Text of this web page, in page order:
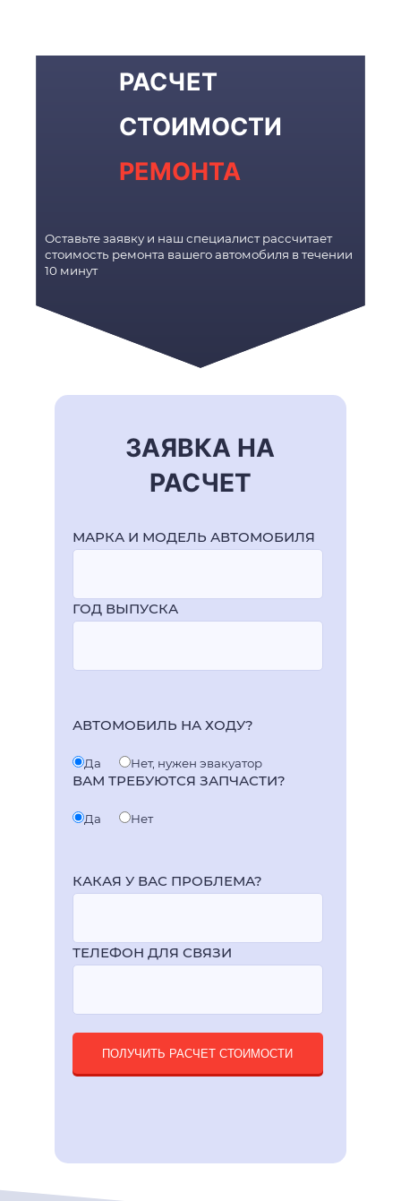
РАСЧЕТ
СТОИМОСТИ
РЕМОНТА
Оставьте заявку и наш специалист рассчитает
стоимость ремонта вашего автомобиля в течении
10 минут
ЗАЯВКА НА
РАСЧЕТ
МАРКА И МОДЕЛЬ АВТОМОБИЛЯ
ГОД ВЫПУСКА
АВТОМОБИЛЬ НА ХОДУ?
Да Нет, нужен эвакуатор
ВАМ ТРЕБУЮТСЯ ЗАПЧАСТИ?
Да Нет
КАКАЯ У ВАС ПРОБЛЕМА?
ТЕЛЕФОН ДЛЯ СВЯЗИ
ПОЛУЧИТЬ РАСЧЕТ СТОИМОСТИ